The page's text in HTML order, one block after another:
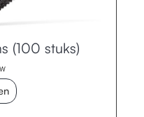
(100 stuks)